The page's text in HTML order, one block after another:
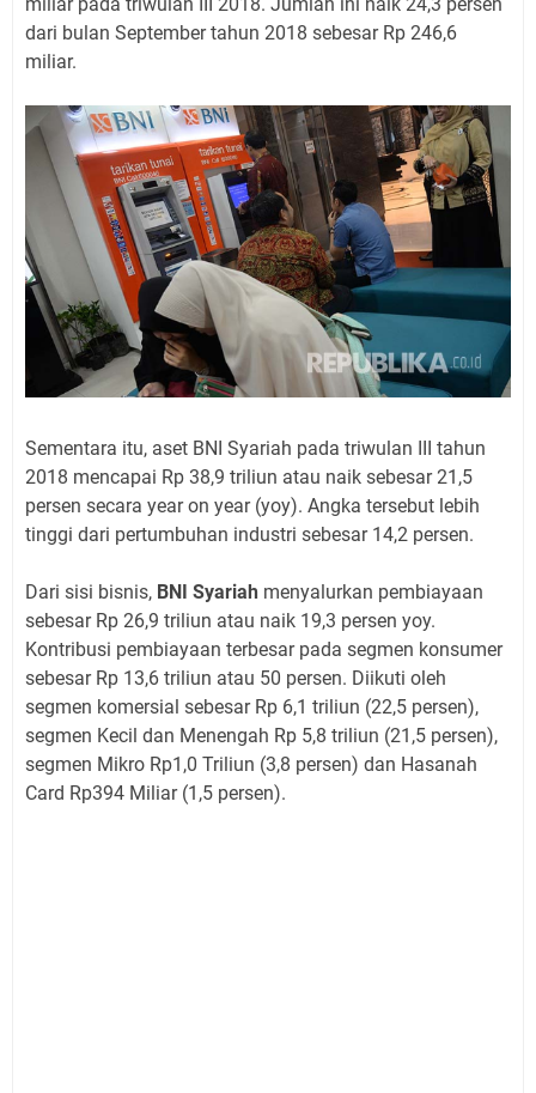
dari bulan September tahun 2018 sebesar Rp 246,6
miliar.
Sementara itu, aset BNI Syariah pada triwulan III tahun
2018 mencapai Rp 38,9 triliun atau naik sebesar 21,5
persen secara year on year (yoy). Angka tersebut lebih
tinggi dari pertumbuhan industri sebesar 14,2 persen.
Dari sisi bisnis, BNI Syariah menyalurkan pembiayaan
sebesar Rp 26,9 triliun atau naik 19,3 persen yoy.
Kontribusi pembiayaan terbesar pada segmen konsumer
sebesar Rp 13,6 triliun atau 50 persen. Diikuti oleh
segmen komersial sebesar Rp 6,1 triliun (22,5 persen),
segmen Kecil dan Menengah Rp 5,8 triliun (21,5 persen),
segmen Mikro Rp1,0 Triliun (3,8 persen) dan Hasanah
Card Rp394 Miliar (1,5 persen).